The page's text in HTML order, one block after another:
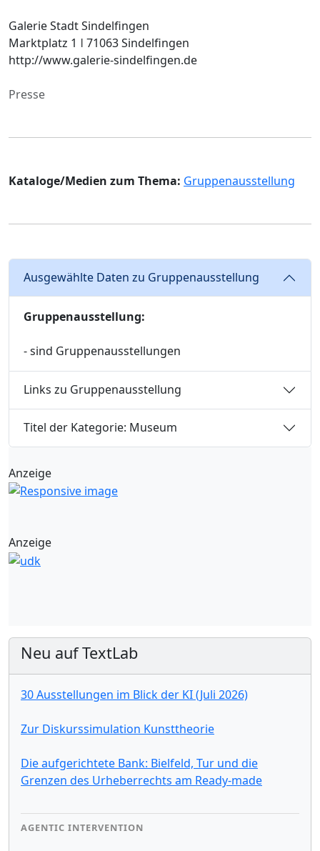
Galerie Stadt Sindelfingen
Marktplatz 1 ǀ 71063 Sindelfingen
http://www.galerie-sindelfingen.de
Presse
Kataloge/Medien zum Thema: Gruppenausstellung
Ausgewählte Daten zu Gruppenausstellung
Gruppenausstellung:
- sind Gruppenausstellungen
Links zu Gruppenausstellung
Titel der Kategorie: Museum
Anzeige
Anzeige
Neu auf TextLab
30 Ausstellungen im Blick der KI (Juli 2026)
Zur Diskurssimulation Kunsttheorie
Die aufgerichtete Bank: Bielfeld, Tur und die
Grenzen des Urheberrechts am Ready-made
AGENTIC INTERVENTION